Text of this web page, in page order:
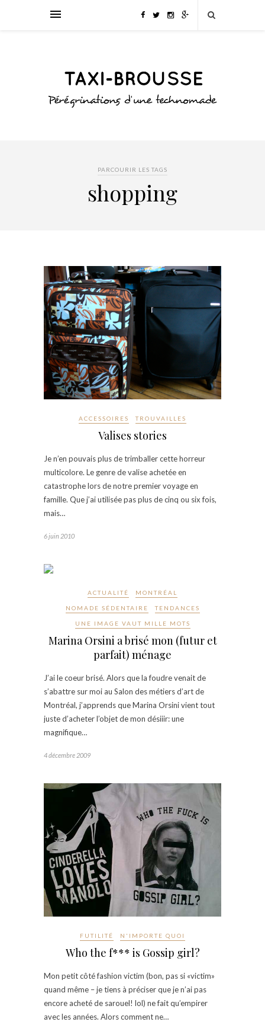
PARCOURIR LES TAGS
shopping
ACCESSOIRES TROUVAILLES
Valises stories
Je n’en pouvais plus de trimballer cette horreur
multicolore. Le genre de valise achetée en
catastrophe lors de notre premier voyage en
famille. Que j’ai utilisée pas plus de cinq ou six fois,
mais…
6 juin 2010
ACTUALITÉ MONTRÉAL
NOMADE SÉDENTAIRE TENDANCES
UNE IMAGE VAUT MILLE MOTS
Marina Orsini a brisé mon (futur et
parfait) ménage
J’ai le coeur brisé. Alors que la foudre venait de
s’abattre sur moi au Salon des métiers d’art de
Montréal, j’apprends que Marina Orsini vient tout
juste d’acheter l’objet de mon désiiir: une
magnifique…
4 décembre 2009
FUTILITÉ N'IMPORTE QUOI
Who the f*** is Gossip girl?
Mon petit côté fashion victim (bon, pas si «victim»
quand même – je tiens à préciser que je n’ai pas
encore acheté de sarouel! lol) ne fait qu’empirer
avec les années. Alors comment ne…